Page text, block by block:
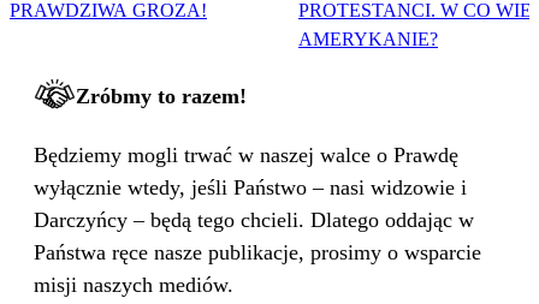
PRAWDZIWA GROZA!
PROTESTANCI. W CO
AMERYKANIE?
Zróbmy to razem!
Będziemy mogli trwać w naszej walce o Prawdę
wyłącznie wtedy, jeśli Państwo – nasi widzowie i
Darczyńcy – będą tego chcieli. Dlatego oddając w
Państwa ręce nasze publikacje, prosimy o wsparcie
misji naszych mediów.